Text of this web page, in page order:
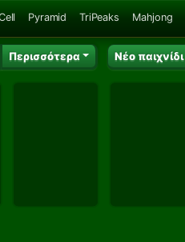
Pyramid TriPeaks Mahjong
Περισσότερα Νέο παιχνίδι